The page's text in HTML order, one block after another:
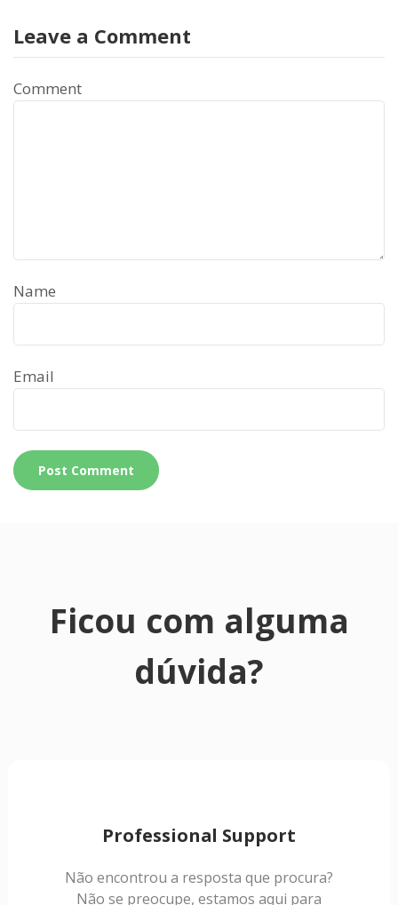
Leave a Comment
Comment
Name
Email
Ficou com alguma
dúvida?
Professional Support
Não encontrou a resposta que procura?
Não se preocupe, estamos aqui para